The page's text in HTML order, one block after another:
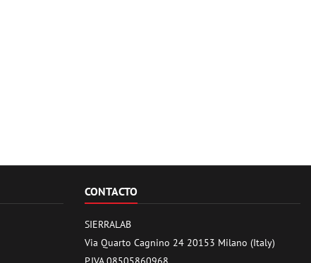
CONTACTO
SIERRALAB
Via Quarto Cagnino 24 20153 Milano (Italy)